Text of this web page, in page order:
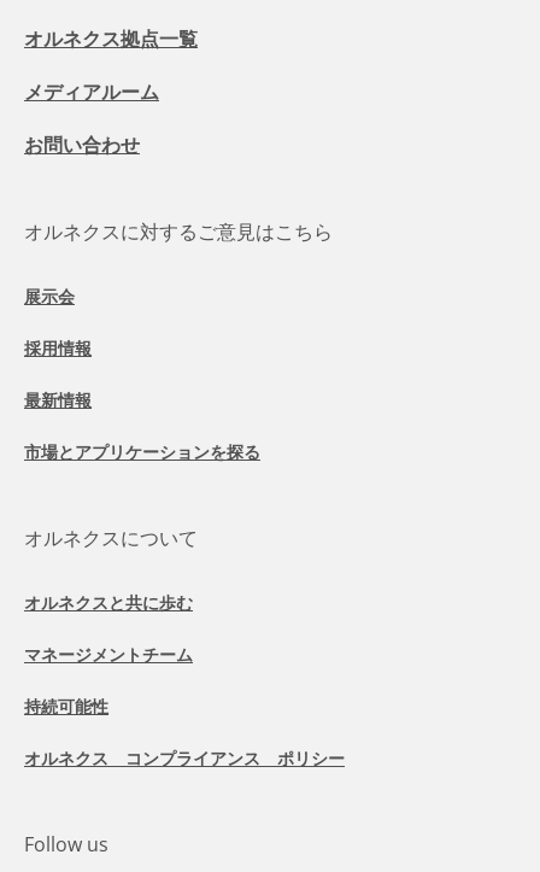
オルネクス拠点一覧
メディアルーム
お問い合わせ
オルネクスに対するご意見はこちら
展示会
採用情報
最新情報
市場とアプリケーションを探る
オルネクスについて
オルネクスと共に歩む
マネージメントチーム
持続可能性
オルネクス コンプライアンス ポリシー
Follow us